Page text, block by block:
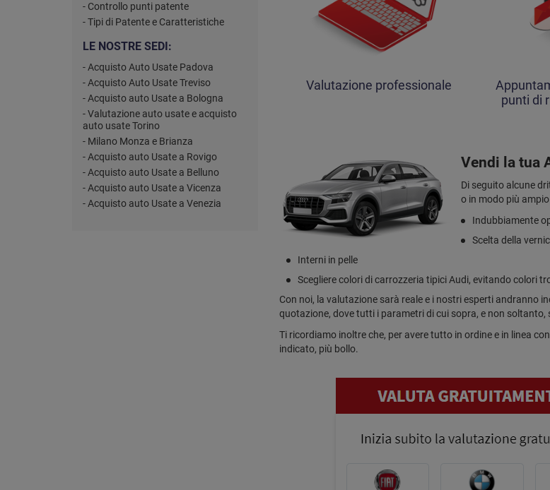
- Controllo punti patente
- Tipi di Patente e Caratteristiche
LE NOSTRE SEDI:
- Acquisto Auto Usate Padova
- Acquisto Auto Usate Treviso
- Acquisto auto Usate a Bologna
- Valutazione auto usate e acquisto
auto usate Torino
- Milano Monza e Brianza
- Acquisto auto Usate a Rovigo
- Acquisto auto Usate a Belluno
- Acquisto auto Usate a Vicenza
- Acquisto auto Usate a Venezia
Valutazione professionale
punti di
Vendi la tua
Di seguito alcune
o in modo più
Indubbiamente
Scelta della
Interni in pelle
Scegliere colori di carrozzeria tipici Audi, evitando colori
Con noi, la valutazione sarà reale e i nostri esperti andranno
quotazione, dove tutti i parametri di cui sopra, e non
Ti ricordiamo inoltre che, per avere tutto in ordine e in linea
indicato, più bollo.